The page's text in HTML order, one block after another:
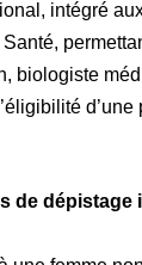
intégré
biologiste
d’une
de dépistage